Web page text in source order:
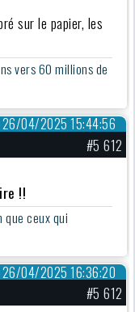
sur le papier, les
vers 60 millions de
26/04/2025 15:44:56
#5 612
!!
ceux qui
26/04/2025 16:36:20
#5 612